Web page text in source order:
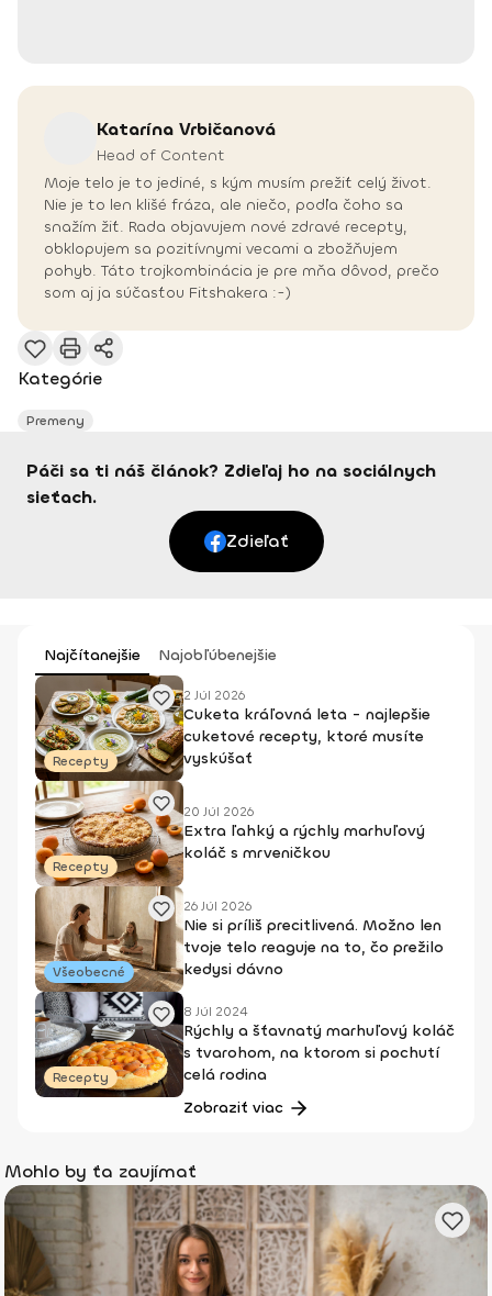
Katarína Vrbičanová
Head of Content
Moje telo je to jediné, s kým musím prežiť celý život.
Nie je to len klišé fráza, ale niečo, podľa čoho sa
snažím žiť. Rada objavujem nové zdravé recepty,
obklopujem sa pozitívnymi vecami a zbožňujem
pohyb. Táto trojkombinácia je pre mňa dôvod, prečo
som aj ja súčasťou Fitshakera :-)
Kategórie
Premeny
Páči sa ti náš článok? Zdieľaj ho na sociálnych
sieťach.
Zdieľať
Najčítanejšie Najobľúbenejšie
Recepty
2 Júl 2026
Cuketa kráľovná leta - najlepšie
cuketové recepty, ktoré musíte
vyskúšať
Recepty
20 Júl 2026
Extra ľahký a rýchly marhuľový
koláč s mrveničkou
Všeobecné
26 Júl 2026
Nie si príliš precitlivená. Možno len
tvoje telo reaguje na to, čo prežilo
kedysi dávno
Recepty
8 Júl 2024
Rýchly a šťavnatý marhuľový koláč
s tvarohom, na ktorom si pochutí
celá rodina
Zobraziť viac
Mohlo by ťa zaujímať